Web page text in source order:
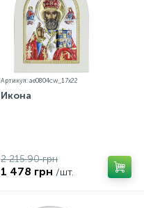
Артикул: ae0804cw_17х22
Икона
2 215.90 грн
1 478 грн /шт.